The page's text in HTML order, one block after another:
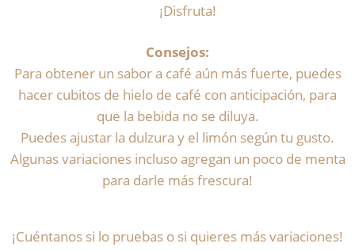
¡Disfruta!
Consejos:
Para obtener un sabor a café aún más fuerte, puedes
hacer cubitos de hielo de café con anticipación, para
que la bebida no se diluya.
Puedes ajustar la dulzura y el limón según tu gusto.
Algunas variaciones incluso agregan un poco de menta
para darle más frescura!
¡Cuéntanos si lo pruebas o si quieres más variaciones!